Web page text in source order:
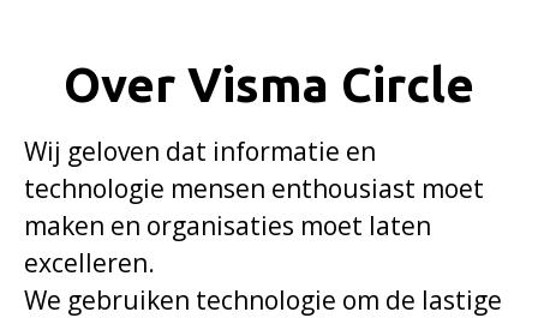
Over Visma Circle
Wij geloven dat informatie en
technologie mensen enthousiast moet
maken en organisaties moet laten
excelleren.
We gebruiken technologie om de lastige